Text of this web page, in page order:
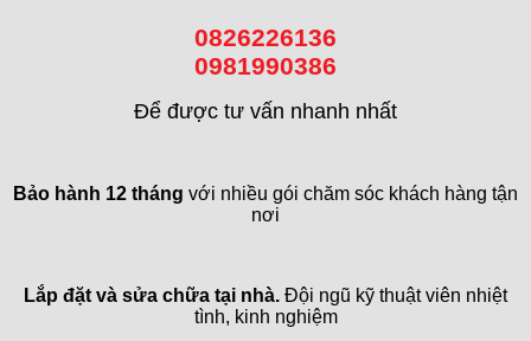
0826226136
0981990386
Để được tư vấn nhanh nhất
Bảo hành 12 tháng với nhiều gói chăm sóc khách hàng tận
nơi
Lắp đặt và sửa chữa tại nhà. Đội ngũ kỹ thuật viên nhiệt
tình, kinh nghiệm